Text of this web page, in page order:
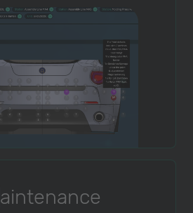
aintenance